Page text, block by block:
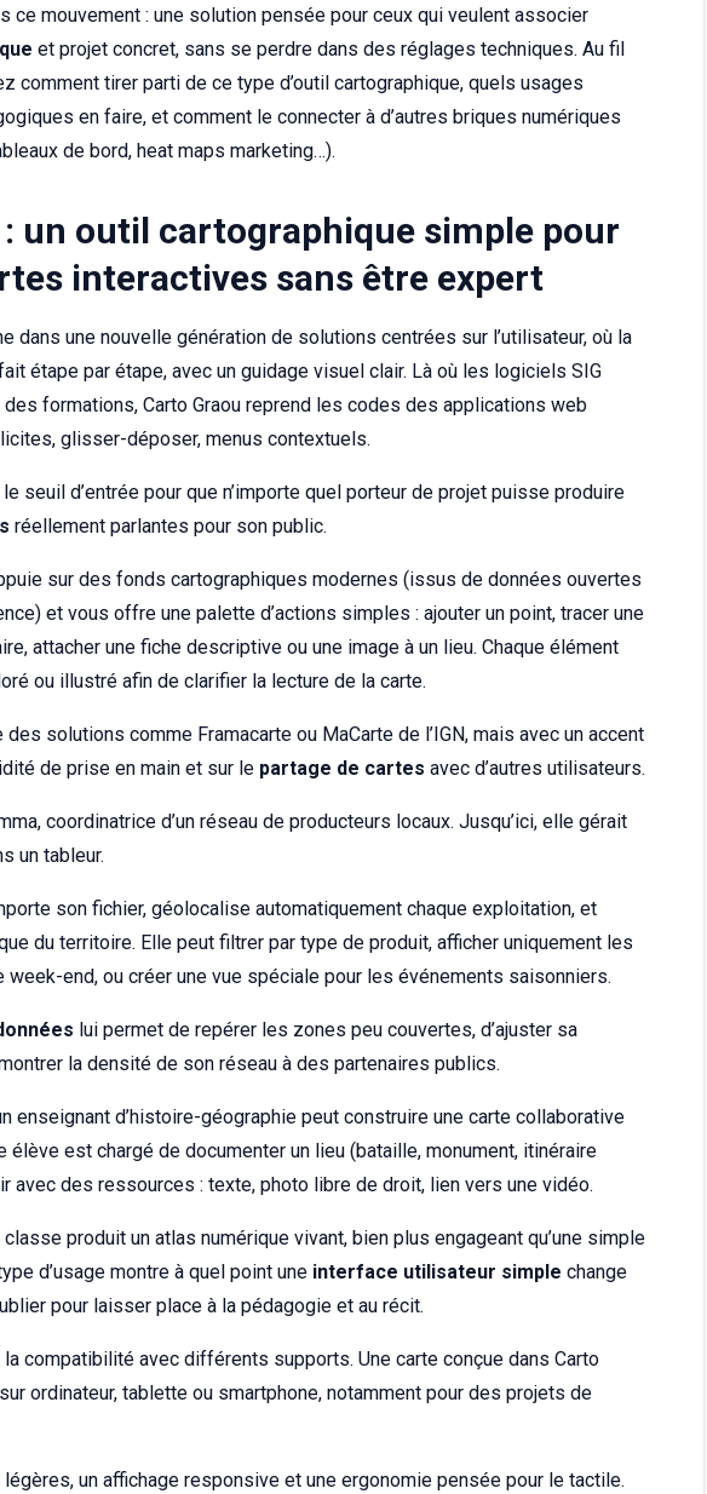
ce mouvement : une solution pensée pour ceux qui veulent associer
et projet concret, sans se perdre dans des réglages techniques. Au fil
comment tirer parti de ce type d’outil cartographique, quels usages
en faire, et comment le connecter à d’autres briques numériques
de bord, heat maps marketing…).
: un outil cartographique simple pour
interactives sans être expert
dans une nouvelle génération de solutions centrées sur l’utilisateur, où la
étape par étape, avec un guidage visuel clair. Là où les logiciels SIG
formations, Carto Graou reprend les codes des applications web
glisser-déposer, menus contextuels.
seuil d’entrée pour que n’importe quel porteur de projet puisse produire
réellement parlantes pour son public.
sur des fonds cartographiques modernes (issus de données ouvertes
et vous offre une palette d’actions simples : ajouter un point, tracer une
attacher une fiche descriptive ou une image à un lieu. Chaque élément
ou illustré afin de clarifier la lecture de la carte.
solutions comme Framacarte ou MaCarte de l’IGN, mais avec un accent
de prise en main et sur le partage de cartes avec d’autres utilisateurs.
coordinatrice d’un réseau de producteurs locaux. Jusqu’ici, elle gérait
un tableur.
son fichier, géolocalise automatiquement chaque exploitation, et
du territoire. Elle peut filtrer par type de produit, afficher uniquement les
end, ou créer une vue spéciale pour les événements saisonniers.
lui permet de repérer les zones peu couvertes, d’ajuster sa
la densité de son réseau à des partenaires publics.
enseignant d’histoire-géographie peut construire une carte collaborative
élève est chargé de documenter un lieu (bataille, monument, itinéraire
avec des ressources : texte, photo libre de droit, lien vers une vidéo.
produit un atlas numérique vivant, bien plus engageant qu’une simple
d’usage montre à quel point une interface utilisateur simple change
pour laisser place à la pédagogie et au récit.
compatibilité avec différents supports. Une carte conçue dans Carto
ordinateur, tablette ou smartphone, notamment pour des projets de
un affichage responsive et une ergonomie pensée pour le tactile.